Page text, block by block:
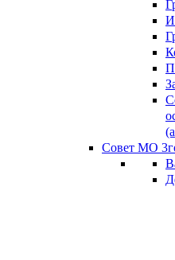
Совет МО